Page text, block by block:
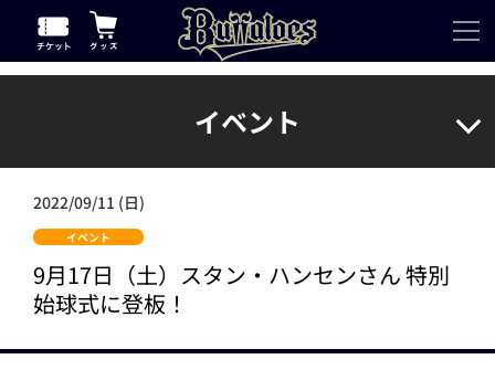
イベント
2022/09/11 (日)
イベント
9月17日（土）スタン・ハンセンさん 特別
始球式に登板！